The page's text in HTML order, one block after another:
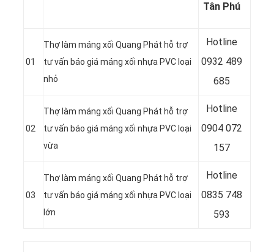
Tân Phú
01
Thợ làm máng xối Quang Phát hỗ trợ
tư vấn báo giá máng xối nhựa PVC loại
nhỏ
Hotline
0932 489
685
02
Thợ làm máng xối Quang Phát hỗ trợ
tư vấn báo giá máng xối nhựa PVC loại
vừa
Hotline
0904 072
157
03
Thợ làm máng xối Quang Phát hỗ trợ
tư vấn báo giá máng xối nhựa PVC loại
lớn
Hotline
0835 748
593